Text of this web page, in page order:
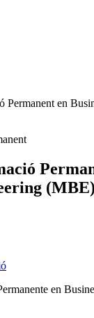
Permanent en
(MBE)